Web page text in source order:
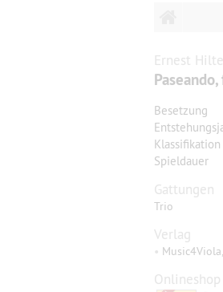
Ernest
Besetzung
Klassifikation
Spieldauer
Gattungen
Trio
Verlag
•
Onlineshop